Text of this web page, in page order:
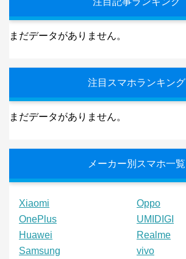
まだデータがありません。
注目スマホランキング
まだデータがありません。
メーカー別スマホ一覧
Xiaomi
Oppo
OnePlus
UMIDIGI
Huawei
Realme
Samsung
vivo